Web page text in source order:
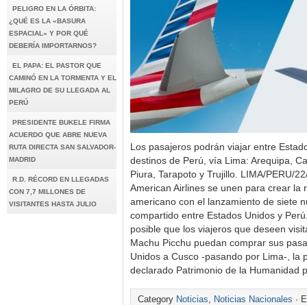
PELIGRO EN LA ÓRBITA:
¿QUÉ ES LA «BASURA
ESPACIAL» Y POR QUÉ
DEBERÍA IMPORTARNOS?
EL PAPA: EL PASTOR QUE
CAMINÓ EN LA TORMENTA Y EL
MILAGRO DE SU LLEGADA AL
PERÚ
PRESIDENTE BUKELE FIRMA
ACUERDO QUE ABRE NUEVA
RUTA DIRECTA SAN SALVADOR-
MADRID
R.D. RÉCORD EN LLEGADAS
CON 7,7 MILLONES DE
VISITANTES HASTA JULIO
Los pasajeros podrán viajar entre
destinos de Perú, vía Lima: Arequipa,
Piura, Tarapoto y Trujillo. LIMA/PERU/
American Airlines se unen para crear la
americano con el lanzamiento de siete
compartido entre Estados Unidos y
posible que los viajeros que deseen
Machu Picchu puedan comprar sus
Unidos a Cusco -pasando por Lima-, la
declarado Patrimonio de la Humanidad
Category Noticias, Noticias Nacionales ·